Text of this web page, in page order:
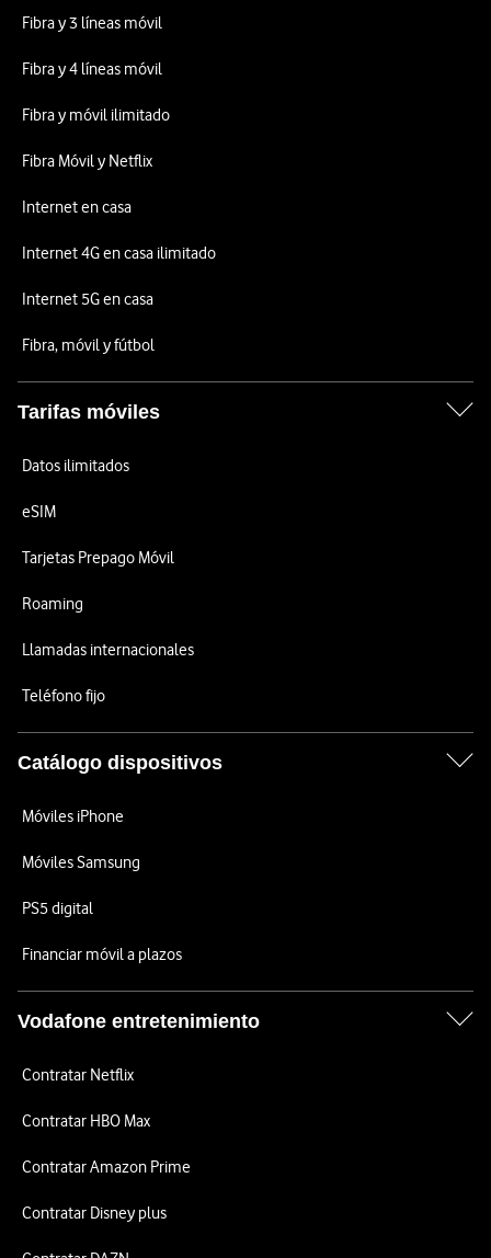
Fibra y 3 líneas móvil
Fibra y 4 líneas móvil
Fibra y móvil ilimitado
Fibra Móvil y Netflix
Internet en casa
Internet 4G en casa ilimitado
Internet 5G en casa
Fibra, móvil y fútbol
Tarifas móviles
Datos ilimitados
eSIM
Tarjetas Prepago Móvil
Roaming
Llamadas internacionales
Teléfono fijo
Catálogo dispositivos
Móviles iPhone
Móviles Samsung
PS5 digital
Financiar móvil a plazos
Vodafone entretenimiento
Contratar Netflix
Contratar HBO Max
Contratar Amazon Prime
Contratar Disney plus